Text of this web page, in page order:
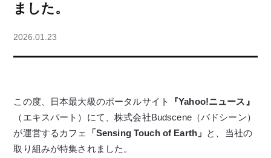
ました。
2026.01.23
この度、日本最大級のポータルサイト
『Yahoo!ニュース』
（エキスパート）にて、株式会社Budscene（バドシーン）
が運営するカフェ
「Sensing Touch of Earth」 と、当社の
取り組みが特集されました。